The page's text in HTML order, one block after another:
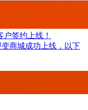
户签约上线！
商城成功上线，以下